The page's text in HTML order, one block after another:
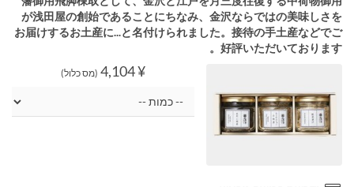
が浅田屋の創始であることにちなみ、金沢ならではの美味しさを
お届けするお土産に...と名付けられました。接待の手土産などでご
好評いただいております。
¥ 4,104 (מס כלול)